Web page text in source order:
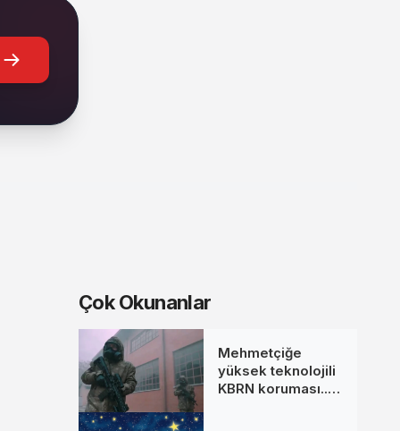
Çok Okunanlar
Mehmetçiğe
yüksek teknolojili
KBRN koruması...